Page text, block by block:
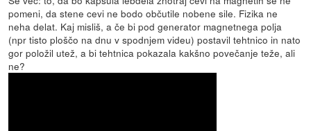
pomeni, da stene cevi ne bodo občutile nobene sile. Fizika ne
neha delat. Kaj misliš, a če bi pod generator magnetnega polja
(npr tisto ploščo na dnu v spodnjem videu) postavil tehtnico in nato
gor položil utež, a bi tehtnica pokazala kakšno povečanje teže, ali
ne?